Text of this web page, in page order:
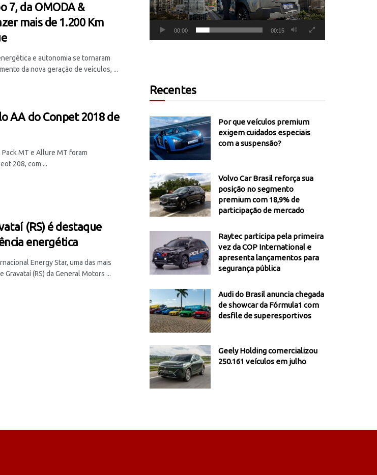
7, da OMODA &
mais de 1.200 Km
e autonomia se tornaram
da nova geração de veículos, ...
AA do Conpet 2018 de
MT e Allure MT foram
208, com ...
(RS) é destaque
energética
Energy Star, uma das mais
(RS) da General Motors ...
00:00 00:15
Recentes
Por que veículos premium
exigem cuidados especiais
com a suspensão?
Volvo Car Brasil reforça sua
posição no segmento
premium com 18,9% de
participação de mercado
Raytec participa pela primeira
vez da COP International e
apresenta lançamentos para
segurança pública
Audi do Brasil anuncia chegada
de showcar da Fórmula1 com
desfile de superesportivos
Geely Holding comercializou
250.161 veículos em julho